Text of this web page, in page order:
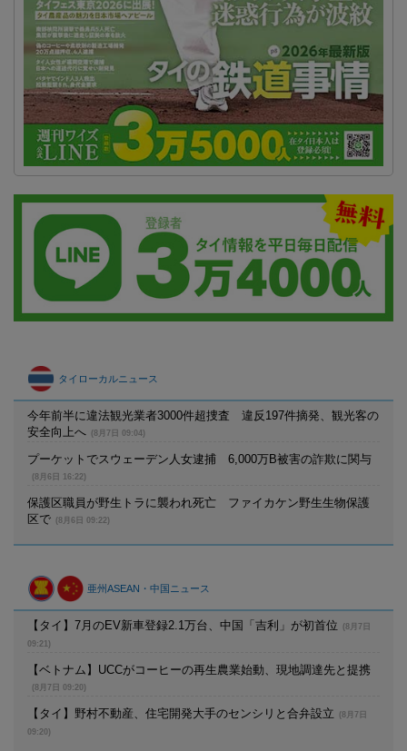
タイローカルニュース
今年前半に違法観光業者3000件超捜査 違反197件摘発、観光客の
安全向上へ
(8月7日 09:04)
プーケットでスウェーデン人女逮捕 6,000万B被害の詐欺に関与
(8月6日 16:22)
保護区職員が野生トラに襲われ死亡 ファイカケン野生生物保護
区で
(8月6日 09:22)
亜州ASEAN・中国ニュース
【タイ】7月のEV新車登録2.1万台、中国「吉利」が初首位
(8月7日
09:21)
【ベトナム】UCCがコーヒーの再生農業始動、現地調達先と提携
(8月7日 09:20)
【タイ】野村不動産、住宅開発大手のセンシリと合弁設立
(8月7日
09:20)